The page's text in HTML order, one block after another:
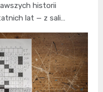
historii
lat — z sali…